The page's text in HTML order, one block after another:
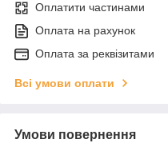
Оплатити частинами
Оплата на рахунок
Оплата за реквізитами
Всі умови оплати
Умови повернення